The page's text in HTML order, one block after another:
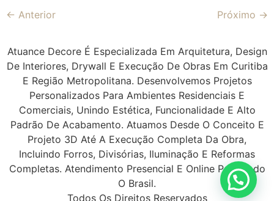
← Anterior Próximo →
Atuance Decore É Especializada Em Arquitetura, Design
De Interiores, Drywall E Execução De Obras Em Curitiba
E Região Metropolitana. Desenvolvemos Projetos
Personalizados Para Ambientes Residenciais E
Comerciais, Unindo Estética, Funcionalidade E Alto
Padrão De Acabamento. Atuamos Desde O Conceito E
Projeto 3D Até A Execução Completa Da Obra,
Incluindo Forros, Divisórias, Iluminação E Reformas
Completas. Atendimento Presencial E Online Para Todo
O Brasil.
Todos Os Direitos Reservados